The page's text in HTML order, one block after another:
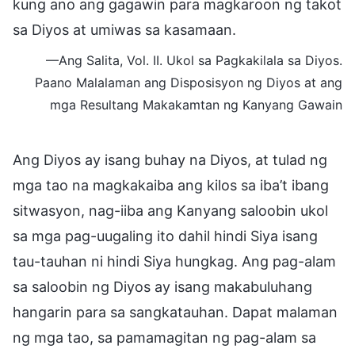
kung ano ang gagawin para magkaroon ng takot
sa Diyos at umiwas sa kasamaan.
—Ang Salita, Vol. II. Ukol sa Pagkakilala sa Diyos.
Paano Malalaman ang Disposisyon ng Diyos at ang
mga Resultang Makakamtan ng Kanyang Gawain
Ang Diyos ay isang buhay na Diyos, at tulad ng
mga tao na magkakaiba ang kilos sa iba’t ibang
sitwasyon, nag-iiba ang Kanyang saloobin ukol
sa mga pag-uugaling ito dahil hindi Siya isang
tau-tauhan ni hindi Siya hungkag. Ang pag-alam
sa saloobin ng Diyos ay isang makabuluhang
hangarin para sa sangkatauhan. Dapat malaman
ng mga tao, sa pamamagitan ng pag-alam sa